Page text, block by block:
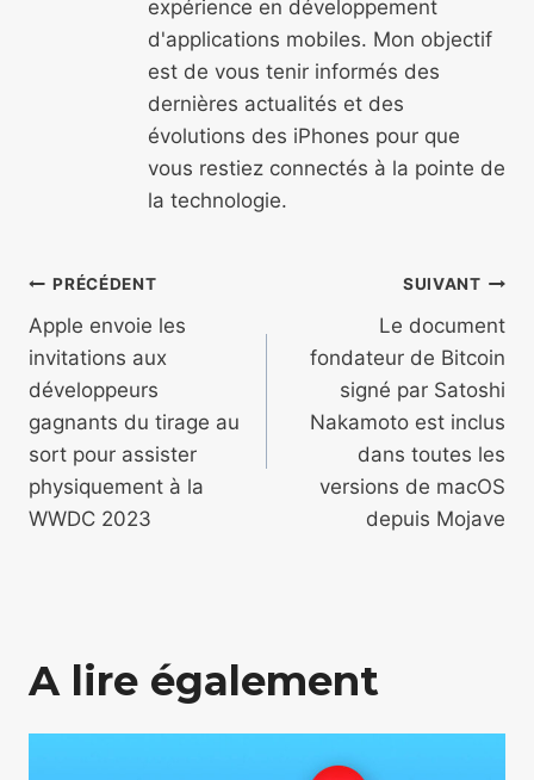
expérience en développement
d'applications mobiles. Mon objectif
est de vous tenir informés des
dernières actualités et des
évolutions des iPhones pour que
vous restiez connectés à la pointe de
la technologie.
Navigation
de
l’article
PRÉCÉDENT
Apple envoie les
invitations aux
développeurs
gagnants du tirage au
sort pour assister
physiquement à la
WWDC 2023
SUIVANT
Le document
fondateur de Bitcoin
signé par Satoshi
Nakamoto est inclus
dans toutes les
versions de macOS
depuis Mojave
A lire également